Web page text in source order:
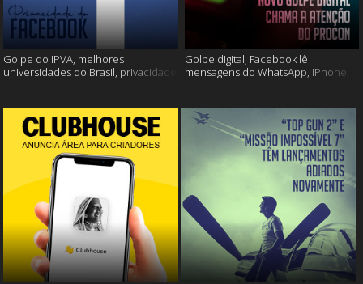
Golpe do IPVA, melhores
universidades do Brasil, privacidade
Golpe digital, Facebook lê
mensagens do WhatsApp, IPhone